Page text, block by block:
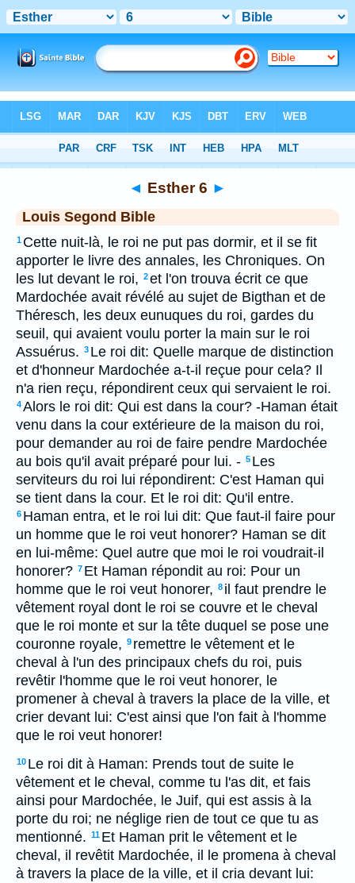
◄ Esther 6 ►
Louis Segond Bible
1 Cette nuit-là, le roi ne put pas dormir, et il se fit
apporter le livre des annales, les Chroniques. On
les lut devant le roi, 2et l'on trouva écrit ce que
Mardochée avait révélé au sujet de Bigthan et de
Théresch, les deux eunuques du roi, gardes du
seuil, qui avaient voulu porter la main sur le roi
Assuérus. 3 Le roi dit: Quelle marque de distinction
et d'honneur Mardochée a-t-il reçue pour cela? Il
n'a rien reçu, répondirent ceux qui servaient le roi.
4Alors le roi dit: Qui est dans la cour? -Haman était
venu dans la cour extérieure de la maison du roi,
pour demander au roi de faire pendre Mardochée
au bois qu'il avait préparé pour lui. - 5 Les
serviteurs du roi lui répondirent: C'est Haman qui
se tient dans la cour. Et le roi dit: Qu'il entre.
6 Haman entra, et le roi lui dit: Que faut-il faire pour
un homme que le roi veut honorer? Haman se dit
en lui-même: Quel autre que moi le roi voudrait-il
honorer? 7 Et Haman répondit au roi: Pour un
homme que le roi veut honorer, 8 il faut prendre le
vêtement royal dont le roi se couvre et le cheval
que le roi monte et sur la tête duquel se pose une
couronne royale, 9 remettre le vêtement et le
cheval à l'un des principaux chefs du roi, puis
revêtir l'homme que le roi veut honorer, le
promener à cheval à travers la place de la ville, et
crier devant lui: C'est ainsi que l'on fait à l'homme
que le roi veut honorer!
10 Le roi dit à Haman: Prends tout de suite le
vêtement et le cheval, comme tu l'as dit, et fais
ainsi pour Mardochée, le Juif, qui est assis à la
porte du roi; ne néglige rien de tout ce que tu as
mentionné. 11 Et Haman prit le vêtement et le
cheval, il revêtit Mardochée, il le promena à cheval
à travers la place de la ville, et il cria devant lui: